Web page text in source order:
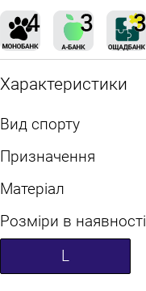
Характеристики
Вид спорту
Призначення
Матеріал
Розміри в наявності
L